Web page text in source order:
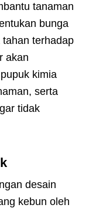
tanaman
bunga
terhadap
akan
kimia
serta
tidak
desain
kebun oleh